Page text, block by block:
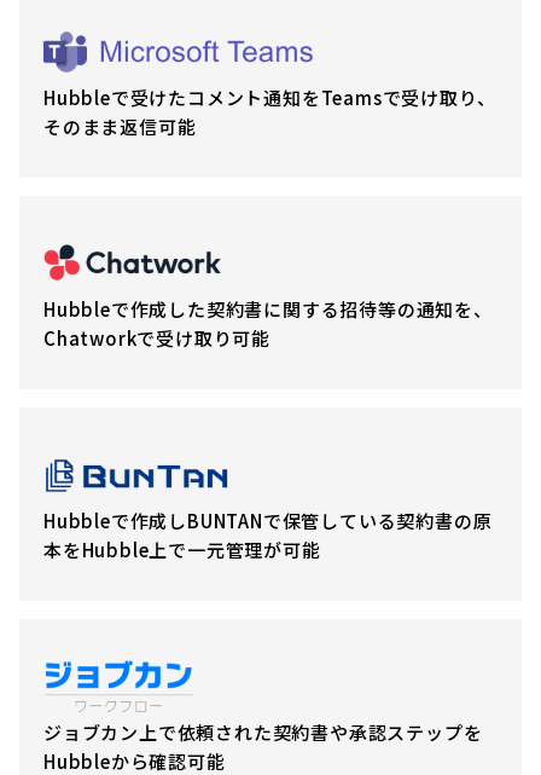
Hubbleで受けたコメント通知をTeamsで受け取り、
そのまま返信可能
Hubbleで作成した契約書に関する招待等の通知を、
Chatworkで受け取り可能
Hubbleで作成しBUNTANで保管している契約書の原
本をHubble上で一元管理が可能
ジョブカン上で依頼された契約書や承認ステップを
Hubbleから確認可能